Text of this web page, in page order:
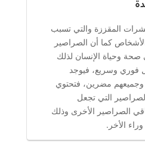
المقززة والتي تسبب
كما أن الصراصير
وحياة الإنسان لذلك
فوري وسريع، فيوجد
مضرين، فتحتوي
التي تجعل
الصراصير الأخرى وذلك
الأخر.